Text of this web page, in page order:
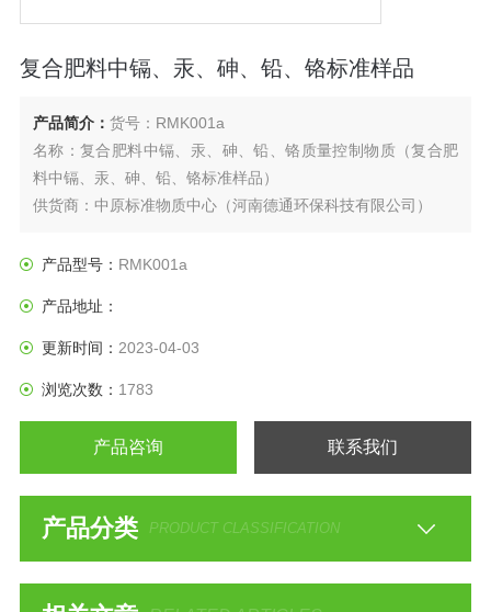
复合肥料中镉、汞、砷、铅、铬标准样品
产品简介： 货号：RMK001a
名称：复合肥料中镉、汞、砷、铅、铬质量控制物质（复合肥
料中镉、汞、砷、铅、铬标准样品）
供货商：中原标准物质中心（河南德通环保科技有限公司）
产品型号： RMK001a
产品地址：
更新时间： 2023-04-03
浏览次数： 1783
产品咨询 联系我们
产品分类 PRODUCT CLASSIFICATION